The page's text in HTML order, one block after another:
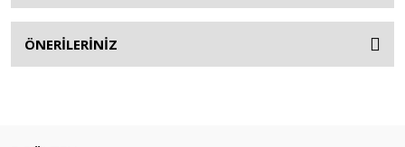
ÖNERİLERİNİZ